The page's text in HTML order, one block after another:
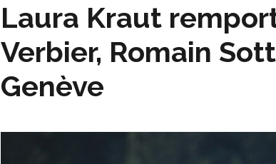
Laura Kraut
Verbier, Romain
Genève